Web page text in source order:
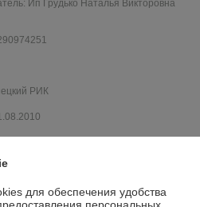
Ип Грудько Наталья Викторовна
РИК
для обеспечения удобства